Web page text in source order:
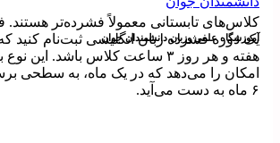
آموزشگاه علمی وزبان دانشمندان جوان
کلاس‌های تابستانی معمولاً فشرده‌تر هستند.
هفته و هر روز ۳ ساعت کلاس باشد. این
امکان را می‌دهد که در یک ماه، به سطحی
۶ ماه به دست می‌آید.